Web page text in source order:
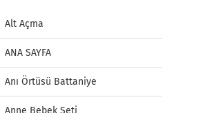
Alt Açma
ANA SAYFA
Anı Örtüsü Battaniye
Anne Bebek Seti